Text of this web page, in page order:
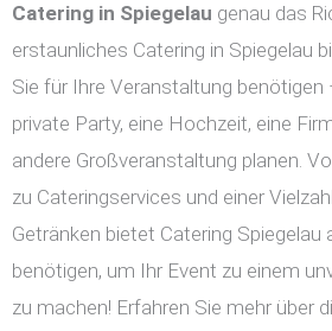
Catering in Spiegelau genau das
erstaunliches Catering in Spiegelau
Sie für Ihre Veranstaltung benötigen
private Party, eine Hochzeit, eine
andere Großveranstaltung planen.
zu Cateringservices und einer
Getränken bietet Catering Spiegelau
benötigen, um Ihr Event zu einem
zu machen! Erfahren Sie mehr über